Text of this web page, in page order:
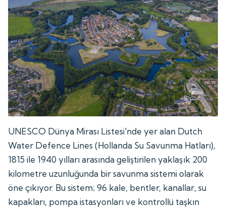
UNESCO Dünya Mirası Listesi'nde yer alan Dutch
Water Defence Lines (Hollanda Su Savunma Hatları),
1815 ile 1940 yılları arasında geliştirilen yaklaşık 200
kilometre uzunluğunda bir savunma sistemi olarak
öne çıkıyor. Bu sistem; 96 kale, bentler, kanallar, su
kapakları, pompa istasyonları ve kontrollü taşkın